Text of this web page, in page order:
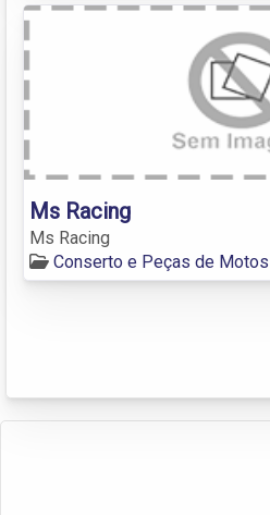
Ms Racing
Ms Racing
Conserto e Peças de